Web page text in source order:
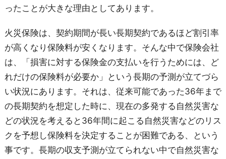
ったことが大きな理由としてあります。
火災保険は、契約期間が長い長期契約であるほど割引率
が高くなり保険料が安くなります。そんな中で保険会社
は、「損害に対する保険金の支払いを行うためには、ど
れだけの保険料が必要か」という長期の予測が立てづら
い状況にあります。それは、従来可能であった36年まで
の長期契約を想定した時に、現在の多発する自然災害な
どの状況を考えると36年間に起こる自然災害などのリス
クを予想し保険料を決定することが困難である、という
事です。長期の収支予測が立てられない中で自然災害な